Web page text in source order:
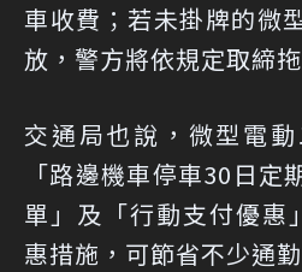
車收費；若未掛牌的微
放，警方將依規定取締拖
交通局也說，微型電
「路邊機車停車30日定
單」及「行動支付優惠
惠措施，可節省不少通